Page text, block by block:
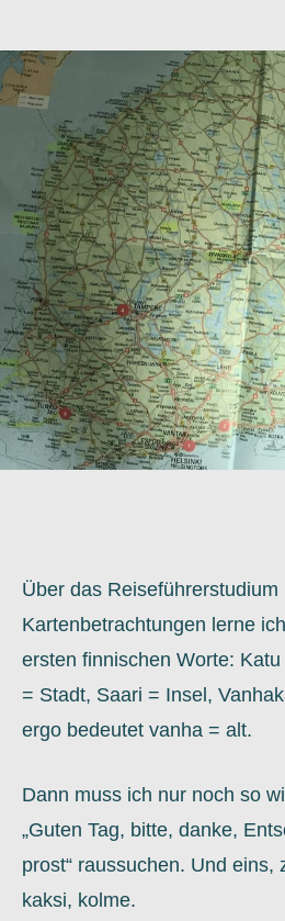
Über das Reiseführerstudium
Kartenbetrachtungen lerne
ersten finnischen Worte:
= Stadt, Saari = Insel,
ergo bedeutet vanha = alt.
Dann muss ich nur noch so
„Guten Tag, bitte, danke,
prost“ raussuchen. Und eins,
kaksi, kolme.